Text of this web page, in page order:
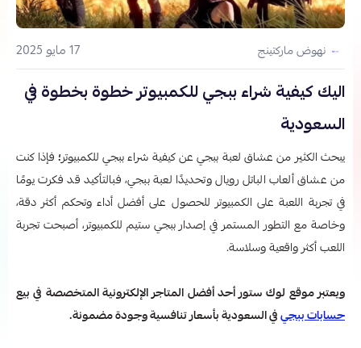
نهوض ماركتينج 17 مايو 2025
اليك كيفية شراء ببجي للكمبيوتر​ خطوة بخطوة في
السعودية
يبحث الكثير من عشاق لعبة ببجي عن كيفية شراء ببجي للكمبيوتر​؛ فإذا كنت
من عشاق ألعاب الباتل رويال وتحديدًا لعبة ببجي، فبالتأكيد قد فكرت يومًا
في تجربة اللعبة على الكمبيوتر للحصول على أفضل أداء وتحكم أكثر دقة،
وخاصة مع التطور المستمر في إصدار ببجي ستيم للكمبيوتر، أصبحت تجربة
اللعب أكثر واقعية وسلاسة.
ويعتبر موقع لوك ستور أحد أفضل المتاجر الإلكترونية المتخصصة في بيع
حسابات ببجيفي السعودية بأسعار تنافسية وجودة مضمونة.